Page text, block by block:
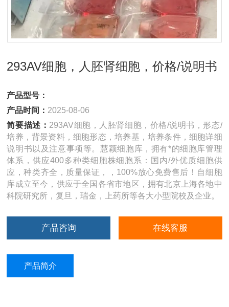
293AV细胞，人胚肾细胞，价格/说明书
产品型号：
产品时间： 2025-08-06
简要描述： 293AV细胞，人胚肾细胞，价格/说明书，形态/
培养，背景资料，细胞形态，培养基，培养条件，细胞详细
说明书以及注意事项等。慧颖细胞库，拥有*的细胞库管理
体系，供应400多种类细胞株细胞系：国内/外优质细胞供
应，种类齐全，质量保证，，100%放心免费售后！自细胞
库成立至今，供应于全国各省市地区，拥有北京上海各地中
科院研究所，复旦，瑞金，上药所等各大小型院校及企业。
产品咨询 在线客服
产品简介